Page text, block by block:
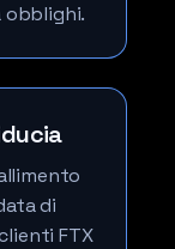
obblighi.
di
FTX